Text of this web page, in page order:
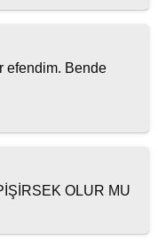
efendim. Bende
OLUR MU